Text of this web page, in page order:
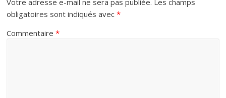
obligatoires sont indiqués avec*
Commentaire*